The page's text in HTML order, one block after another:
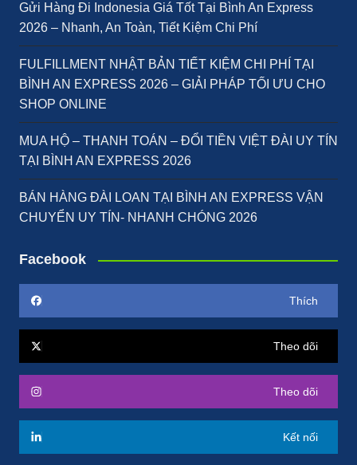
Gửi Hàng Đi Indonesia Giá Tốt Tại Bình An Express
2026 – Nhanh, An Toàn, Tiết Kiệm Chi Phí
FULFILLMENT NHẬT BẢN TIẾT KIỆM CHI PHÍ TẠI
BÌNH AN EXPRESS 2026 – GIẢI PHÁP TỐI ƯU CHO
SHOP ONLINE
MUA HỘ – THANH TOÁN – ĐỔI TIỀN VIỆT ĐÀI UY TÍN
TẠI BÌNH AN EXPRESS 2026
BÁN HÀNG ĐÀI LOAN TẠI BÌNH AN EXPRESS VẬN
CHUYỂN UY TÍN- NHANH CHÓNG 2026
Facebook
Thích
Theo dõi
Theo dõi
Kết nối